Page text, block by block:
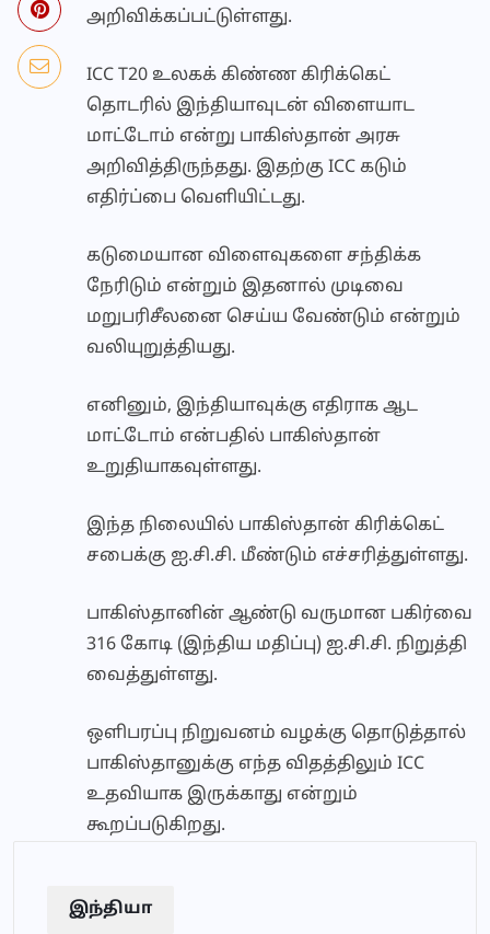
அறிவிக்கப்பட்டுள்ளது.
ICC T20 உலகக் கிண்ண கிரிக்கெட்
தொடரில் இந்தியாவுடன் விளையாட
மாட்டோம் என்று பாகிஸ்தான் அரசு
அறிவித்திருந்தது. இதற்கு ICC கடும்
எதிர்ப்பை வெளியிட்டது.
கடுமையான விளைவுகளை சந்திக்க
நேரிடும் என்றும் இதனால் முடிவை
மறுபரிசீலனை செய்ய வேண்டும் என்றும்
வலியுறுத்தியது.
எனினும், இந்தியாவுக்கு எதிராக ஆட
மாட்டோம் என்பதில் பாகிஸ்தான்
உறுதியாகவுள்ளது.
இந்த நிலையில் பாகிஸ்தான் கிரிக்கெட்
சபைக்கு ஐ.சி.சி. மீண்டும் எச்சரித்துள்ளது.
பாகிஸ்தானின் ஆண்டு வருமான பகிர்வை
316 கோடி (இந்திய மதிப்பு) ஐ.சி.சி. நிறுத்தி
வைத்துள்ளது.
ஒளிபரப்பு நிறுவனம் வழக்கு தொடுத்தால்
பாகிஸ்தானுக்கு எந்த விதத்திலும் ICC
உதவியாக இருக்காது என்றும்
கூறப்படுகிறது.
இந்தியா